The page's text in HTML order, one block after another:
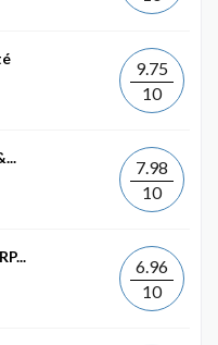
9.75
10
7.98
10
6.96
10